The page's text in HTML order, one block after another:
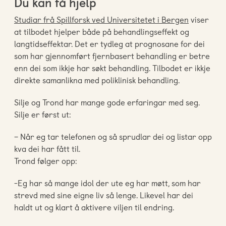
Studiar frå Spillforsk ved Universitetet i Bergen viser
at tilbodet hjelper både på behandlingseffekt og
langtidseffektar. Det er tydleg at prognosane for dei
som har gjennomført fjernbasert behandling er betre
enn dei som ikkje har søkt behandling. Tilbodet er ikkje
direkte samanlikna med poliklinisk behandling.
Silje og Trond har mange gode erfaringar med seg.
Silje er først ut:
– Når eg tar telefonen og så sprudlar dei og listar opp
kva dei har fått til.
Trond følger opp:
-Eg har så mange idol der ute eg har møtt, som har
strevd med sine eigne liv så lenge. Likevel har dei
haldt ut og klart å aktivere viljen til endring.